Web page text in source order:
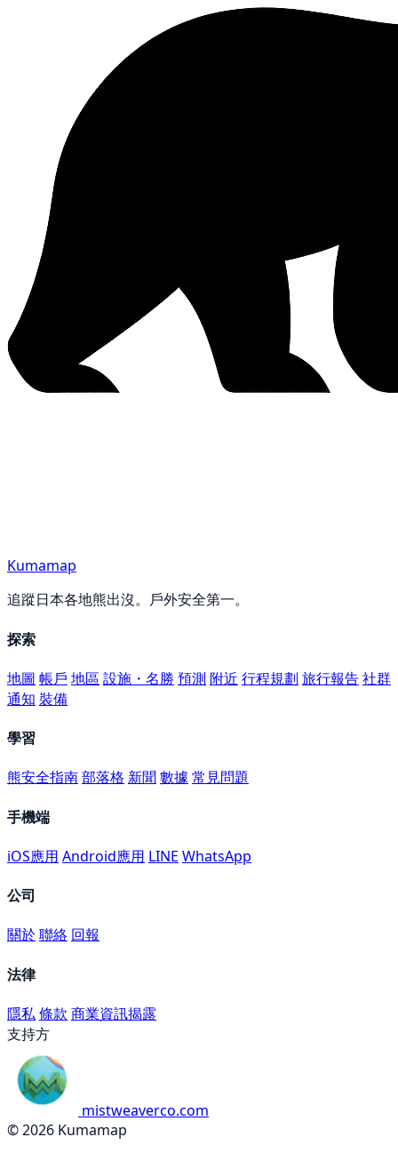
Kumamap
追蹤日本各地熊出沒。戶外安全第一。
探索
地圖 帳戶 地區 設施・名勝 預測 附近 行程規劃 旅行報告社群
通知 裝備
學習
熊安全指南部落格 新聞數據 常見問題
手機端
iOS應用 Android應用 LINE WhatsApp
公司
關於聯絡 回報
法律
隱私條款 商業資訊揭露
支持方
mistweaverco.com
© 2026 Kumamap